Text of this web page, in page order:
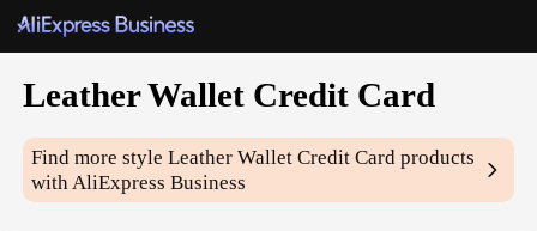
Leather Wallet Credit Card
Find more styleLeather Wallet Credit Card products
with AliExpress Business